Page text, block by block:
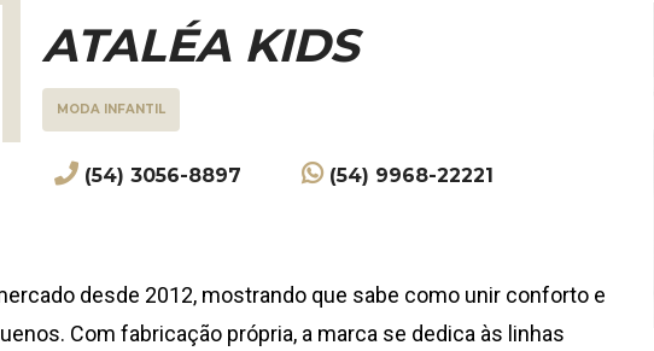
ATALÉA KIDS
MODA INFANTIL
(54) 3056-8897 (54) 9968-22221
desde 2012, mostrando que sabe como unir conforto e
Com fabricação própria, a marca se dedica às linhas